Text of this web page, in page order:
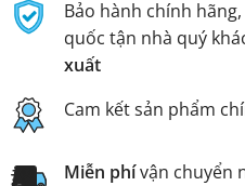
Bảo hành chính
quốc tận nhà quý
xuất
Cam kết sản phẩm
Miễn phívận chuyển